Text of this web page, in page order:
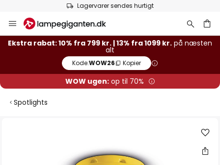
Lagervarer sendes hurtigt
to
Content
Ekstra rabat: 10% fra 799 kr. | 13% fra 1099 kr. på næsten
alt
Kode:WOW26 Kopier
WOW ugen:op til 70%
Spotlights